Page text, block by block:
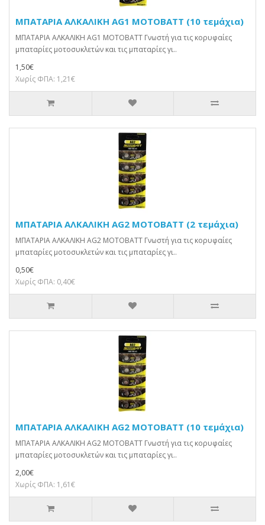
ΜΠΑΤΑΡΙΑ ΑΛΚΑΛΙΚΗ AG1 MOTOBATT (10 τεμάχια)
ΜΠΑΤΑΡΙΑ ΑΛΚΑΛΙΚΗ AG1 MOTOBATT Γνωστή για τις κορυφαίες
μπαταρίες μοτοσυκλετών και τις μπαταρίες γι..
1,50€
Χωρίς ΦΠΑ: 1,21€
ΜΠΑΤΑΡΙΑ ΑΛΚΑΛΙΚΗ AG2 MOTOBATT (2 τεμάχια)
ΜΠΑΤΑΡΙΑ ΑΛΚΑΛΙΚΗ AG2 MOTOBATT Γνωστή για τις κορυφαίες
μπαταρίες μοτοσυκλετών και τις μπαταρίες γι..
0,50€
Χωρίς ΦΠΑ: 0,40€
ΜΠΑΤΑΡΙΑ ΑΛΚΑΛΙΚΗ AG2 MOTOBATT (10 τεμάχια)
ΜΠΑΤΑΡΙΑ ΑΛΚΑΛΙΚΗ AG2 MOTOBATT Γνωστή για τις κορυφαίες
μπαταρίες μοτοσυκλετών και τις μπαταρίες γι..
2,00€
Χωρίς ΦΠΑ: 1,61€